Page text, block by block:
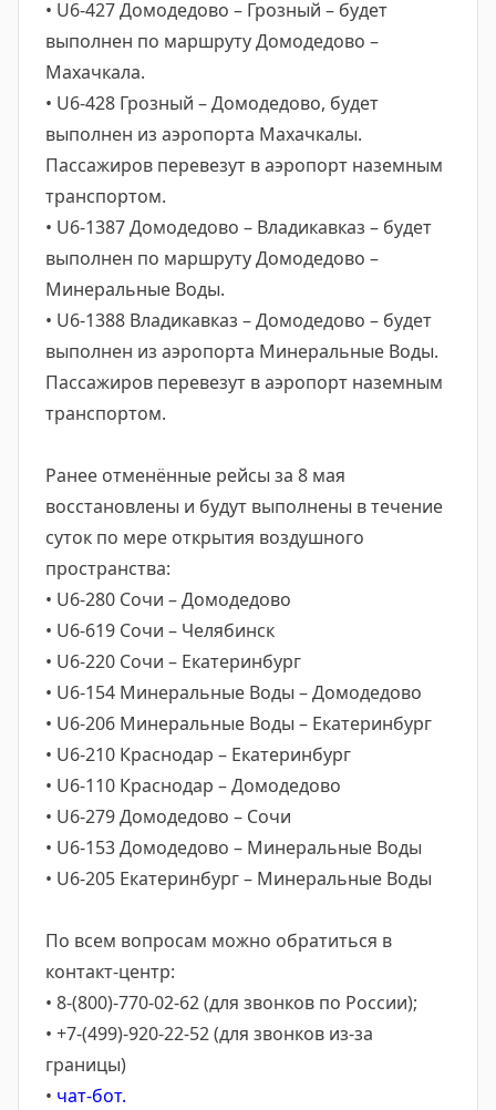
• U6-427 Домодедово – Грозный – будет
выполнен по маршруту Домодедово –
Махачкала.
• U6-428 Грозный – Домодедово, будет
выполнен из аэропорта Махачкалы.
Пассажиров перевезут в аэропорт наземным
транспортом.
• U6-1387 Домодедово – Владикавказ – будет
выполнен по маршруту Домодедово –
Минеральные Воды.
• U6-1388 Владикавказ – Домодедово – будет
выполнен из аэропорта Минеральные Воды.
Пассажиров перевезут в аэропорт наземным
транспортом.
Ранее отменённые рейсы за 8 мая
восстановлены и будут выполнены в течение
суток по мере открытия воздушного
пространства:
• U6-280 Сочи – Домодедово
• U6-619 Сочи – Челябинск
• U6-220 Сочи – Екатеринбург
• U6-154 Минеральные Воды – Домодедово
• U6-206 Минеральные Воды – Екатеринбург
• U6-210 Краснодар – Екатеринбург
• U6-110 Краснодар – Домодедово
• U6-279 Домодедово – Сочи
• U6-153 Домодедово – Минеральные Воды
• U6-205 Екатеринбург – Минеральные Воды
По всем вопросам можно обратиться в
контакт-центр:
• 8-(800)-770-02-62 (для звонков по России);
• +7-(499)-920-22-52 (для звонков из-за
границы)
• чат-бот.